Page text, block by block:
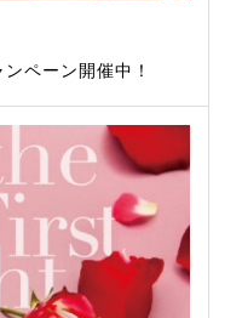
ペーン開催中！